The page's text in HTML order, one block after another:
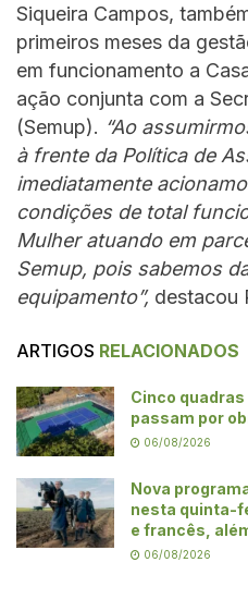
Siqueira Campos,
primeiros meses da
em funcionamento a
ação conjunta com a
(Semup). “Ao
à frente da Política de
imediatamente
condições de total
Mulher atuando em
Semup, pois sabemos
equipamento”, destacou
ARTIGOS RELACIONADOS
Cinco
passam por
06/08/2026
Nova
nesta quinta-
e francês,
06/08/2026